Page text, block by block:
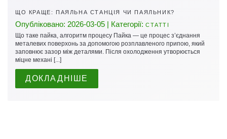
ЩО КРАЩЕ: ПАЯЛЬНА СТАНЦІЯ ЧИ ПАЯЛЬНИК?
Опубліковано: 2026-03-05 | Категорії: СТАТТІ
Що таке пайка, алгоритм процесу Пайка — це процес з’єднання
металевих поверхонь за допомогою розплавленого припою, який
заповнює зазор між деталями. Після охолодження утворюється
міцне механі [...]
ДОКЛАДНІШЕ